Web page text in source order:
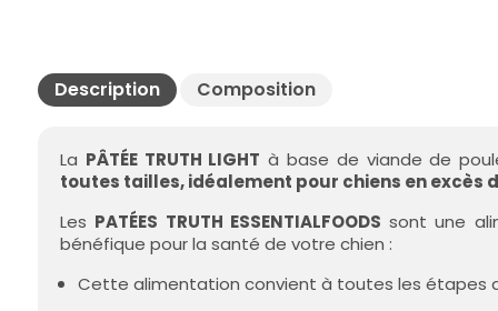
Description Composition
La PÂTÉE TRUTH LIGHT à base de viande de
toutes tailles, idéalement pour chiens en excès
Les PATÉES TRUTH ESSENTIALFOODS sont une
bénéfique pour la santé de votre chien :
Cette alimentation convient à toutes les étapes